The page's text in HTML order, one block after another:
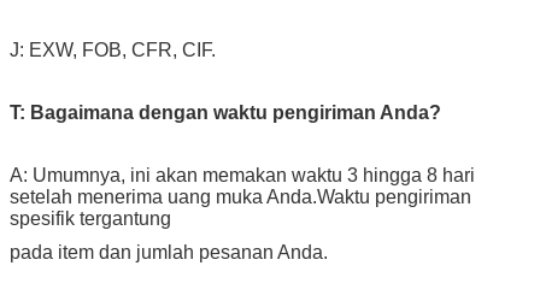
J: EXW, FOB, CFR, CIF.
T: Bagaimana dengan waktu pengiriman Anda?
A: Umumnya, ini akan memakan waktu 3 hingga 8 hari
setelah menerima uang muka Anda.Waktu pengiriman
spesifik tergantung
pada item dan jumlah pesanan Anda.